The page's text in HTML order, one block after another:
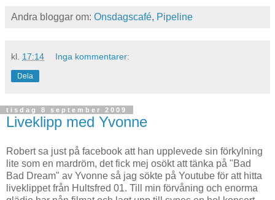
Andra bloggar om: Onsdagscafé, Pipeline
kl. 17:14 Inga kommentarer:
Dela
tisdag 8 september 2009
Liveklipp med Yvonne
Robert sa just på facebook att han upplevede sin förkylning
lite som en mardröm, det fick mej osökt att tänka på "Bad
Bad Dream" av Yvonne så jag sökte på Youtube för att hitta
liveklippet från Hultsfred 01. Till min förvåning och enorma